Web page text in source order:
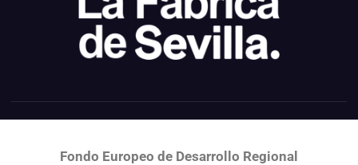
Fondo Europeo de Desarrollo Regional